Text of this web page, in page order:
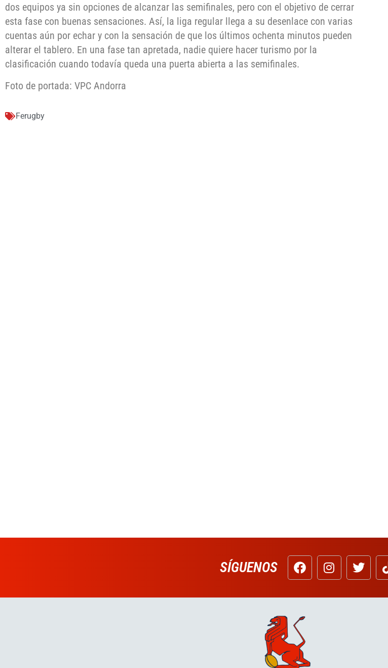
dos equipos ya sin opciones de alcanzar las semifinales, pero con el objetivo de cerrar
esta fase con buenas sensaciones. Así, la liga regular llega a su desenlace con varias
cuentas aún por echar y con la sensación de que los últimos ochenta minutos pueden
alterar el tablero. En una fase tan apretada, nadie quiere hacer turismo por la
clasificación cuando todavía queda una puerta abierta a las semifinales.
Foto de portada: VPC Andorra
Ferugby
SÍGUENOS